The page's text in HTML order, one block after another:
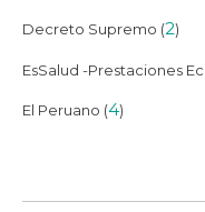
Decreto Supremo (2)
EsSalud -Prestaciones
El Peruano (4)